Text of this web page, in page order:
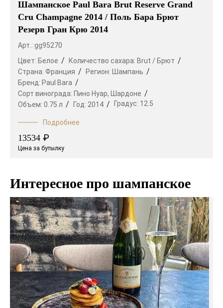
Шампанское Paul Bara Brut Reserve Grand
Cru Champagne 2014 / Поль Бара Брют
Резерв Гран Крю 2014
Арт.: gg95270
Цвет: Белое Количество сахара: Brut / Брют
Страна: Франция Регион:
Шампань
Бренд: Paul Bara
Сорт винограда: Пино Нуар,
Шардоне
Объем: 0.75 л Год: 2014 Градус: 12.5
Подробнее
13534 ₽
Цена за бутылку
Интересное про шампанское